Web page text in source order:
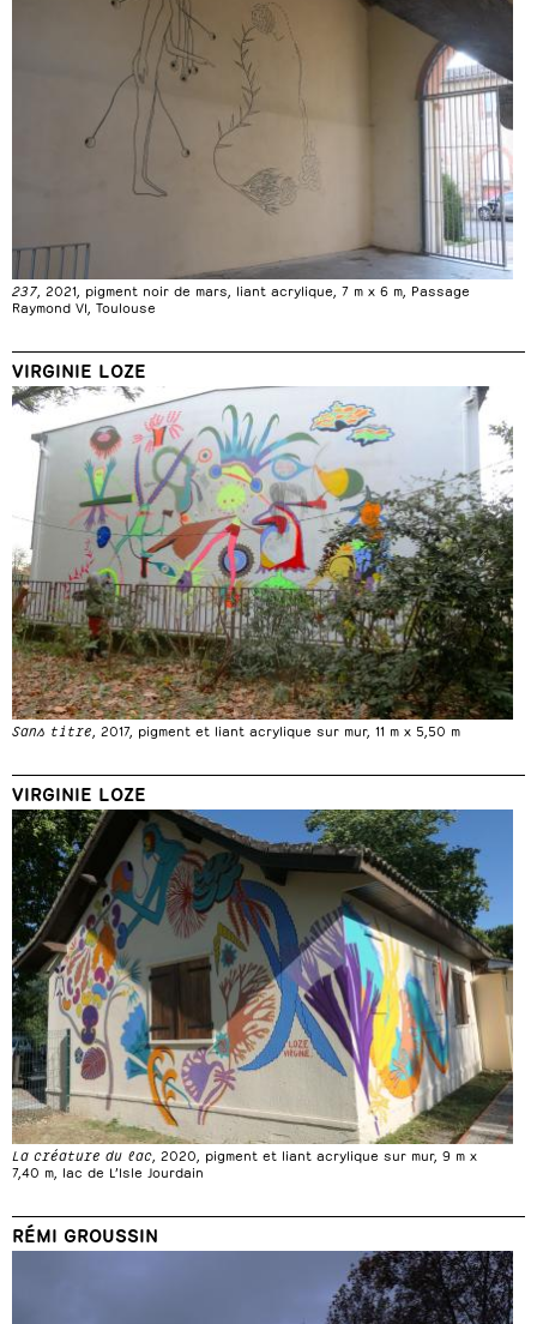
237 , 2021, pigment noir de mars, liant acrylique, 7 m x 6 m, Passage
Raymond VI, Toulouse
VIRGINIE LOZE
Sans titre, 2017, pigment et liant acrylique sur mur, 11 m x 5,50 m
VIRGINIE LOZE
La créature du lac , 2020, pigment et liant acrylique sur mur, 9 m x
7,40 m, lac de L’Isle Jourdain
RÉMI GROUSSIN